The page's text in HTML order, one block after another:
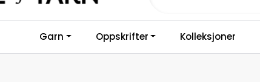
Garn Oppskrifter Kolleksjoner